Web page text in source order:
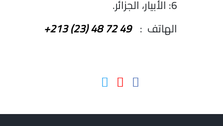
الهاتف :
+213 (23) 48 72 49